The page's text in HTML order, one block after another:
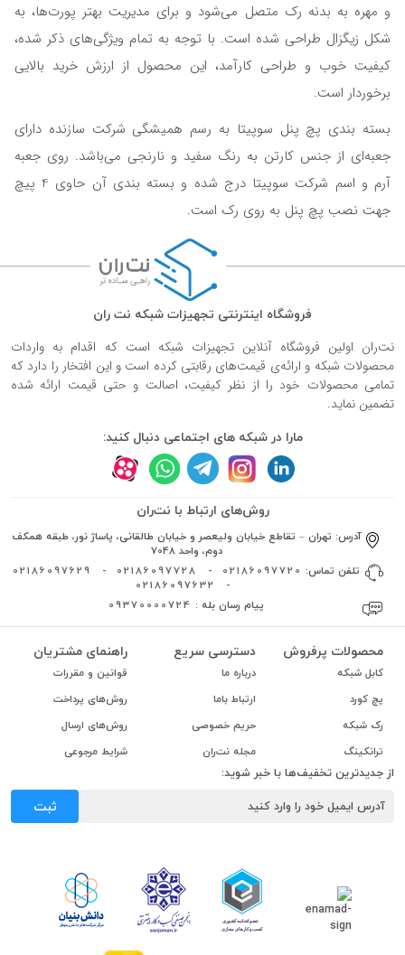
و مهره به بدنه رک متصل می‌شود و برای مدیریت بهتر پورت‌ها، به
شکل زیگزال طراحی شده است. با توجه به تمام ویژگی‌های ذکر شده،
کیفیت خوب و طراحی کارآمد، این محصول از ارزش خرید بالایی
برخوردار است.
بسته بندی پچ پنل سوپیتا به رسم همیشگی شرکت سازنده دارای
جعبه‌ای از جنس کارتن به رنگ سفید و نارنجی می‌باشد. روی جعبه
آرم و اسم شرکت سوپیتا درج شده و بسته بندی آن حاوی 4 پیچ
جهت نصب پچ پنل به روی رک است.
فروشگاه اینترنتی تجهیزات شبکه نت ران
نت‌ران اولین فروشگاه آنلاین تجهیزات شبکه است که اقدام به واردات
محصولات شبکه و ارائه‌ی قیمت‌های رقابتی کرده است و این افتخار را دارد که
تمامی محصولات خود را از نظر کیفیت، اصالت و حتی قیمت ارائه شده
تضمین نماید.
مارا در شبکه های اجتماعی دنبال کنید:
روش‌های ارتباط با نت‌ران
آدرس: تهران – تقاطع خیابان ولیعصر و خیابان طالقانی، پاساژ نور، طبقه همکف
دوم، واحد 7048
تلفن تماس: 02186097720
-
02186097728
-
02186097629
-
02186097632
پیام رسان بله : 09370000724
محصولات پرفروش
کابل شبکه
پچ کورد
رک شبکه
ترانکینگ
دسترسی سریع
درباره ما
ارتباط باما
حریم خصوصی
مجله نت‌ران
راهنمای مشتریان
قوانین و مقررات
روش‌های پرداخت
روش‌های ارسال
شرایط مرجوعی
از جدیدترین تخفیف‌ها با خبر شوید:
ثبت